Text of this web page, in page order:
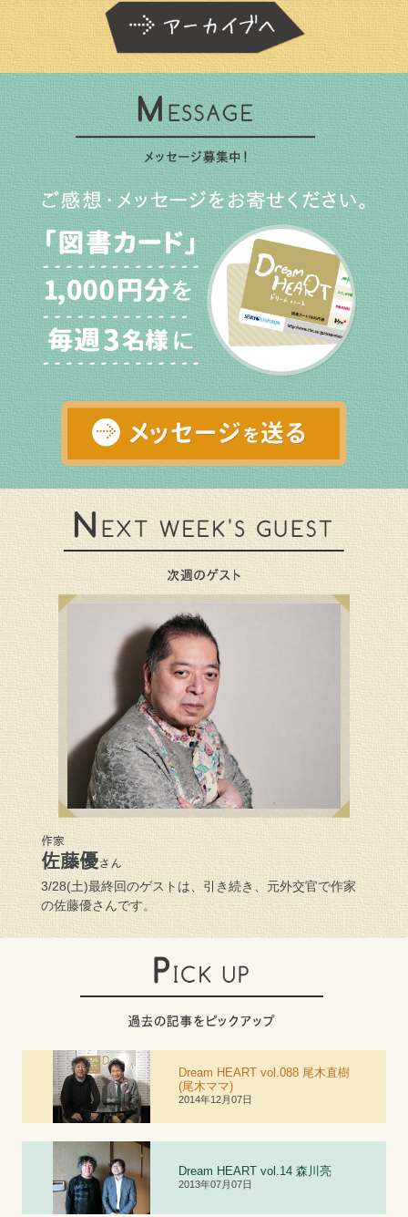
作家
佐藤優さん
3/28(土)最終回のゲストは、引き続き、元外交官で作家
の佐藤優さんです。
Dream HEART vol.088 尾木直樹
(尾木ママ)
2014年12月07日
Dream HEART vol.14 森川亮
2013年07月07日